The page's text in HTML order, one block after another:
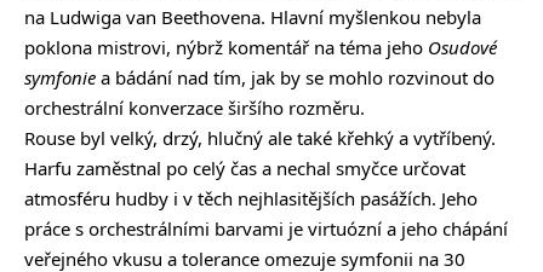
na Ludwiga van Beethovena. Hlavní myšlenkou nebyla
poklona mistrovi, nýbrž komentář na téma jeho Osudové
symfonie a bádání nad tím, jak by se mohlo rozvinout do
orchestrální konverzace širšího rozměru.
Rouse byl velký, drzý, hlučný ale také křehký a vytříbený.
Harfu zaměstnal po celý čas a nechal smyčce určovat
atmosféru hudby i v těch nejhlasitějších pasážích. Jeho
práce s orchestrálními barvami je virtuózní a jeho chápání
veřejného vkusu a tolerance omezuje symfonii na 30